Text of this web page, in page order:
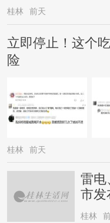
桂林 前天
立即停止！这个
险
桂林 前天
雷电
市发
桂林